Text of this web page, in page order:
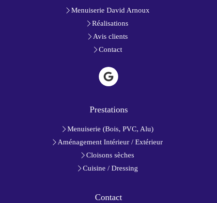
Menuiserie David Arnoux
Réalisations
Avis clients
Contact
Prestations
Menuiserie (Bois, PVC, Alu)
Aménagement Intérieur / Extérieur
Cloisons sèches
Cuisine / Dressing
Contact